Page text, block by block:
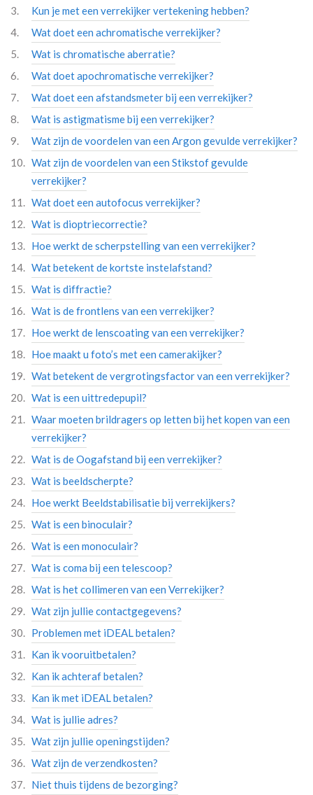
Kun je met een verrekijker vertekening hebben?
Wat doet een achromatische verrekijker?
Wat is chromatische aberratie?
Wat doet apochromatische verrekijker?
Wat doet een afstandsmeter bij een verrekijker?
Wat is astigmatisme bij een verrekijker?
Wat zijn de voordelen van een Argon gevulde verrekijker?
Wat zijn de voordelen van een Stikstof gevulde
verrekijker?
Wat doet een autofocus verrekijker?
Wat is dioptriecorrectie?
Hoe werkt de scherpstelling van een verrekijker?
Wat betekent de kortste instelafstand?
Wat is diffractie?
Wat is de frontlens van een verrekijker?
Hoe werkt de lenscoating van een verrekijker?
Hoe maakt u foto’s met een camerakijker?
Wat betekent de vergrotingsfactor van een verrekijker?
Wat is een uittredepupil?
Waar moeten brildragers op letten bij het kopen van een
verrekijker?
Wat is de Oogafstand bij een verrekijker?
Wat is beeldscherpte?
Hoe werkt Beeldstabilisatie bij verrekijkers?
Wat is een binoculair?
Wat is een monoculair?
Wat is coma bij een telescoop?
Wat is het collimeren van een Verrekijker?
Wat zijn jullie contactgegevens?
Problemen met iDEAL betalen?
Kan ik vooruitbetalen?
Kan ik achteraf betalen?
Kan ik met iDEAL betalen?
Wat is jullie adres?
Wat zijn jullie openingstijden?
Wat zijn de verzendkosten?
Niet thuis tijdens de bezorging?